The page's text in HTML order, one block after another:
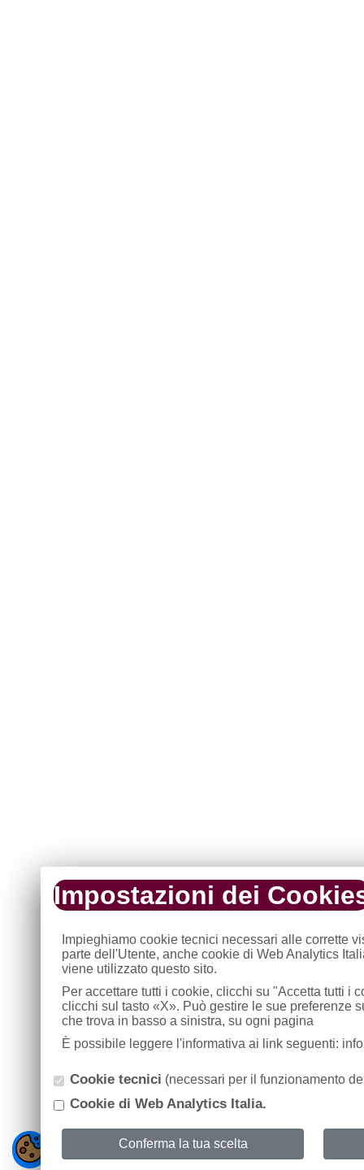
Impostazioni dei
Impieghiamo cookie tecnici necessari alle corrette
parte dell'Utente, anche cookie di Web Analytics
viene utilizzato questo sito.
Per accettare tutti i cookie, clicchi su "Accetta tutti i
clicchi sul tasto «X». Può gestire le sue preferenze
che trova in basso a sinistra, su ogni pagina
È possibile leggere l'informativa ai link seguenti:
Cookie tecnici (necessari per il funzionamento
Cookie di Web Analytics Italia.
Conferma la tua scelta